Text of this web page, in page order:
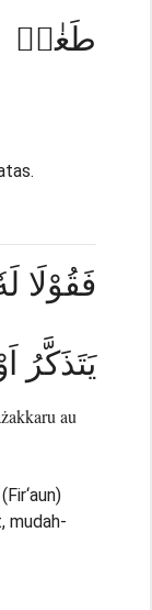
طَغٰىۚ
فَقُوْلَا
يَتَذَكَّرُ
au
mudah-